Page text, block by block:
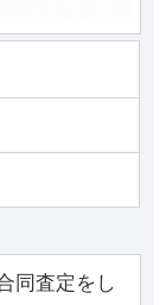
同査定をし